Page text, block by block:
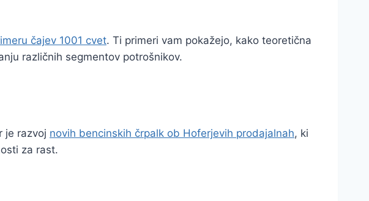
čajev 1001 cvet. Ti primeri vam pokažejo, kako teoretična
različnih segmentov potrošnikov.
je razvoj novih bencinskih črpalk ob Hoferjevih prodajalnah, ki
za rast.